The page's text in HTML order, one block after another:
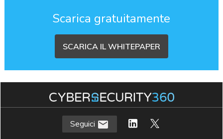
Scarica gratuitamente
SCARICA IL WHITEPAPER
Seguici